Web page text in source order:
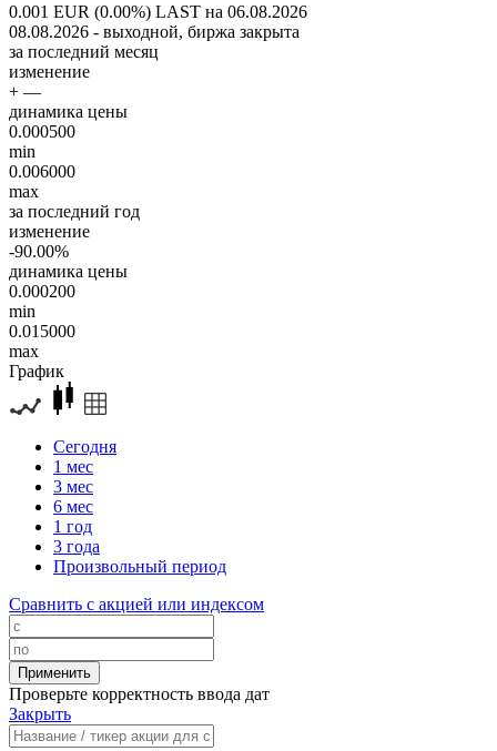
0.001 EUR (0.00%) LAST на 06.08.2026
08.08.2026 - выходной, биржа закрыта
за последний месяц
изменение
+ —
динамика цены
0.000500
min
0.006000
max
за последний год
изменение
-90.00%
динамика цены
0.000200
min
0.015000
max
График
Сегодня
1 мес
3 мес
6 мес
1 год
3 года
Произвольный период
Сравнить с акцией или индексом
Проверьте корректность ввода дат
Закрыть